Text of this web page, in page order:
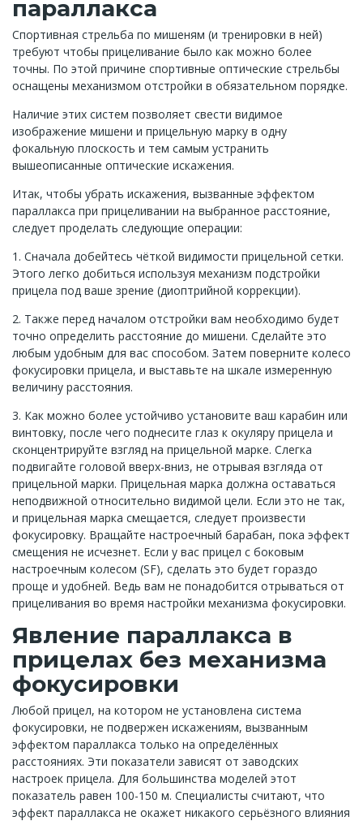
параллакса
Спортивная стрельба по мишеням (и тренировки в ней)
требуют чтобы прицеливание было как можно более
точны. По этой причине спортивные оптические стрельбы
оснащены механизмом отстройки в обязательном порядке.
Наличие этих систем позволяет свести видимое
изображение мишени и прицельную марку в одну
фокальную плоскость и тем самым устранить
вышеописанные оптические искажения.
Итак, чтобы убрать искажения, вызванные эффектом
параллакса при прицеливании на выбранное расстояние,
следует проделать следующие операции:
1. Сначала добейтесь чёткой видимости прицельной сетки.
Этого легко добиться используя механизм подстройки
прицела под ваше зрение (диоптрийной коррекции).
2. Также перед началом отстройки вам необходимо будет
точно определить расстояние до мишени. Сделайте это
любым удобным для вас способом. Затем поверните колесо
фокусировки прицела, и выставьте на шкале измеренную
величину расстояния.
3. Как можно более устойчиво установите ваш карабин или
винтовку, после чего поднесите глаз к окуляру прицела и
сконцентрируйте взгляд на прицельной марке. Слегка
подвигайте головой вверх-вниз, не отрывая взгляда от
прицельной марки. Прицельная марка должна оставаться
неподвижной относительно видимой цели. Если это не так,
и прицельная марка смещается, следует произвести
фокусировку. Вращайте настроечный барабан, пока эффект
смещения не исчезнет. Если у вас прицел с боковым
настроечным колесом (SF), сделать это будет гораздо
проще и удобней. Ведь вам не понадобится отрываться от
прицеливания во время настройки механизма фокусировки.
Явление параллакса в
прицелах без механизма
фокусировки
Любой прицел, на котором не установлена система
фокусировки, не подвержен искажениям, вызванным
эффектом параллакса только на определённых
расстояниях. Эти показатели зависят от заводских
настроек прицела. Для большинства моделей этот
показатель равен 100-150 м. Специалисты считают, что
эффект параллакса не окажет никакого серьёзного влияния